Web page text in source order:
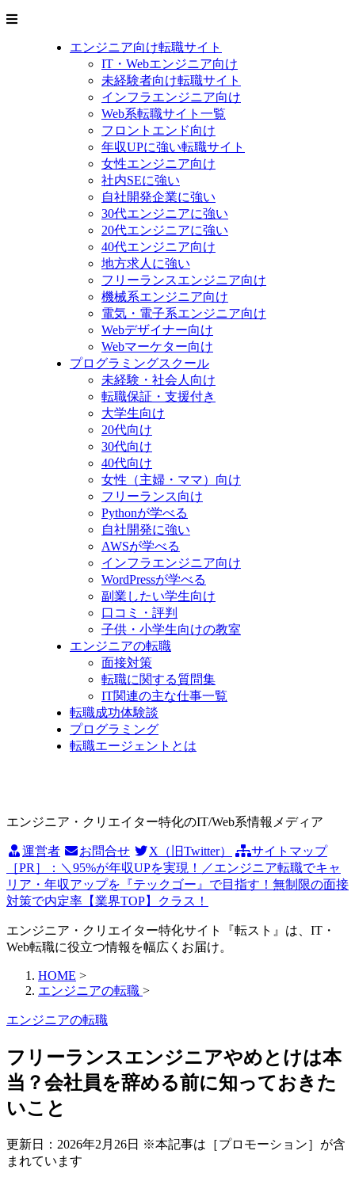
エンジニア向け転職サイト
IT・Webエンジニア向け
未経験者向け転職サイト
インフラエンジニア向け
Web系転職サイト一覧
フロントエンド向け
年収UPに強い転職サイト
女性エンジニア向け
社内SEに強い
自社開発企業に強い
30代エンジニアに強い
20代エンジニアに強い
40代エンジニア向け
地方求人に強い
フリーランスエンジニア向け
機械系エンジニア向け
電気・電子系エンジニア向け
Webデザイナー向け
Webマーケター向け
プログラミングスクール
未経験・社会人向け
転職保証・支援付き
大学生向け
20代向け
30代向け
40代向け
女性（主婦・ママ）向け
フリーランス向け
Pythonが学べる
自社開発に強い
AWSが学べる
インフラエンジニア向け
WordPressが学べる
副業したい学生向け
口コミ・評判
子供・小学生向けの教室
エンジニアの転職
面接対策
転職に関する質問集
IT関連の主な仕事一覧
転職成功体験談
プログラミング
転職エージェントとは
エンジニア・クリエイター特化のIT/Web系情報メディア
運営者 お問合せ X（旧Twitter）
サイトマップ
［PR］：＼95%が年収UPを実現！／エンジニア転職でキャ
リア・年収アップを『テックゴー』で目指す！無制限の面接
対策で内定率【業界TOP】クラス！
エンジニア・クリエイター特化サイト『転スト』は、IT・
Web転職に役立つ情報を幅広くお届け。
HOME >
エンジニアの転職 >
エンジニアの転職
フリーランスエンジニアやめとけは本
当？会社員を辞める前に知っておきた
いこと
更新日： 2026年2月26日 ※本記事は［プロモーション］が含
まれています